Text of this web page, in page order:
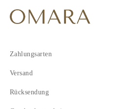
Zahlungsarten
Versand
Rücksendung